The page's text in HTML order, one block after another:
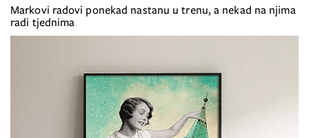
Markovi radovi ponekad nastanu u trenu, a nekad na njima
radi tjednima